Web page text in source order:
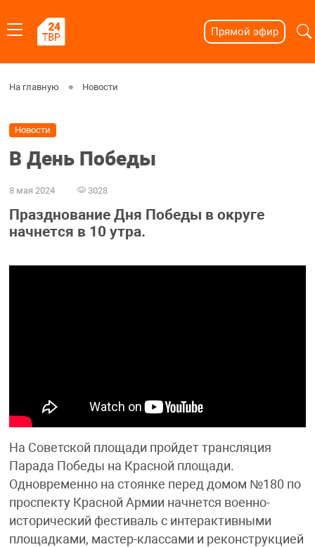
Прямой эфир
На главную Новости
Новости
В День Победы
8 мая 2024 3028
Празднование Дня Победы в округе
начнется в 10 утра.
На Советской площади пройдет трансляция
Парада Победы на Красной площади.
Одновременно на стоянке перед домом №180 по
проспекту Красной Армии начнется военно-
исторический фестиваль с интерактивными
площадками, мастер-классами и реконструкцией